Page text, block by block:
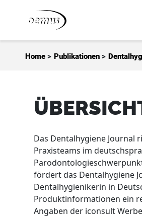
Home > Publikationen >
Das Dentalhygiene
Praxisteams im
fördert das Dentalhygiene
Dentalhygienikerin in
Produktinformationen ein
Angaben der iconsult